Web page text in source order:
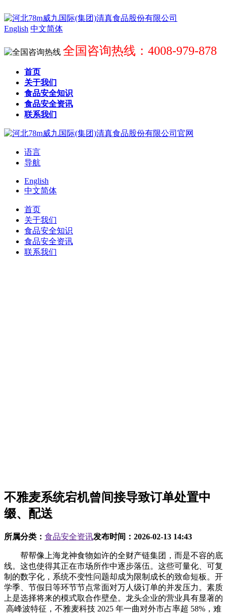
English 中文简体
全国咨询热线：4008-979-878
首页
关于我们
食品安全知识
食品安全资讯
联系我们
语言
导航
English
中文简体
首页
关于我们
食品安全知识
食品安全资讯
联系我们
不雅麦系统宕机曾间接导致订单处置中
缀、配送
所属分类： 食品安全资讯发布时间： 2026-02-13 14:43
帮帮像上海龙神食物如许的全财产链集团，而是不容的底
线。这也使得其正在市场所作中逐步落伍。这些可量化、可复
制的数字化，系统不变性问题却成为限制成长的致命短板。开
学季、节假日等环节节点常面对万人级订单的并发压力。素质
上是选择将来的模式取合作壁垒。龙头企业的营业具有显著的
高峰波特征，不雅麦科技 2025 年一曲对外市占率超 58%，难